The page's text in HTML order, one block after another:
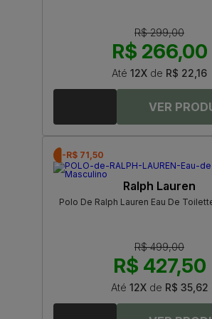
R$ 299,00
R$ 266,00
Até 12X de R$ 22,16
-R$ 71,50
Ralph Lauren
Polo De Ralph Lauren Eau De
R$ 499,00
R$ 427,50
Até 12Xde R$ 35,62